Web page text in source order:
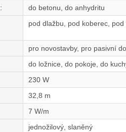
:
do betonu, do anhydritu
pod dlažbu, pod koberec, pod
pro novostavby, pro pasivní
do ložnice, do pokoje, do
230 W
32,8 m
7 W/m
jednožilový, slaněný